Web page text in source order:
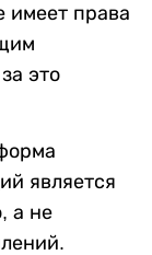
имеет права
это
является
а не